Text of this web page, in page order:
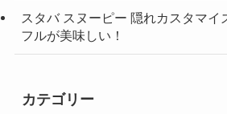
スタバ スヌーピー 隠れカスタマイ
フルが美味しい！
カテゴリー